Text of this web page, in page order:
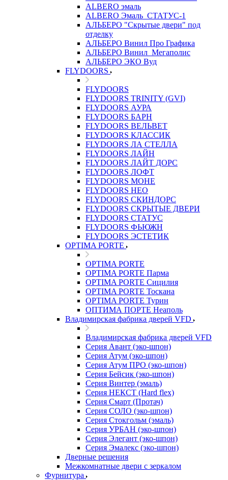
ALBERO эмаль
ALBERO Эмаль_СТАТУС-1
АЛЬБЕРО "Скрытые двери" под
отделку
АЛЬБЕРО Винил Про Графика
АЛЬБЕРО Винил_Мегаполис
АЛЬБЕРО ЭКО Вуд
FLYDOORS
FLYDOORS
FLYDOORS TRINITY (GVI)
FLYDOORS АУРА
FLYDOORS БАРН
FLYDOORS ВЕЛЬВЕТ
FLYDOORS КЛАССИК
FLYDOORS ЛА СТЕЛЛА
FLYDOORS ЛАЙН
FLYDOORS ЛАЙТ ДОРС
FLYDOORS ЛОФТ
FLYDOORS МОНЕ
FLYDOORS НЕО
FLYDOORS СКИНДОРС
FLYDOORS СКРЫТЫЕ ДВЕРИ
FLYDOORS СТАТУС
FLYDOORS ФЬЮЖН
FLYDOORS ЭСТЕТИК
OPTIMA PORTE
OPTIMA PORTE
OPTIMA PORTE Парма
OPTIMA PORTE Сицилия
OPTIMA PORTE Тоскана
OPTIMA PORTE Турин
ОПТИМА ПОРТЕ Неаполь
Владимирская фабрика дверей VFD
Владимирская фабрика дверей VFD
Серия Авант (эко-шпон)
Серия Атум (эко-шпон)
Серия Атум ПРО (эко-шпон)
Серия Бейсик (эко-шпон)
Серия Винтер (эмаль)
Серия НЕКСТ (Hard flex)
Серия Смарт (Протач)
Серия СОЛО (эко-шпон)
Серия Стокгольм (эмаль)
Серия УРБАН (эко-шпон)
Серия Элегант (эко-шпон)
Серия Эмалекс (эко-шпон)
Дверные решения
Межкомнатные двери c зеркалом
Фурнитура